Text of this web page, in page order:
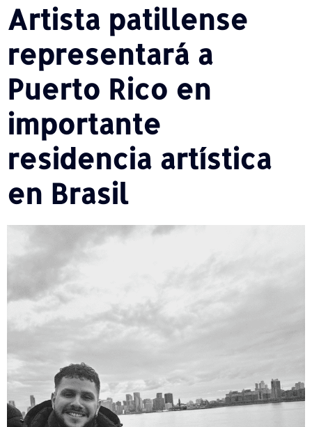
Artista patillense
representará a
Puerto Rico en
importante
residencia artística
en Brasil